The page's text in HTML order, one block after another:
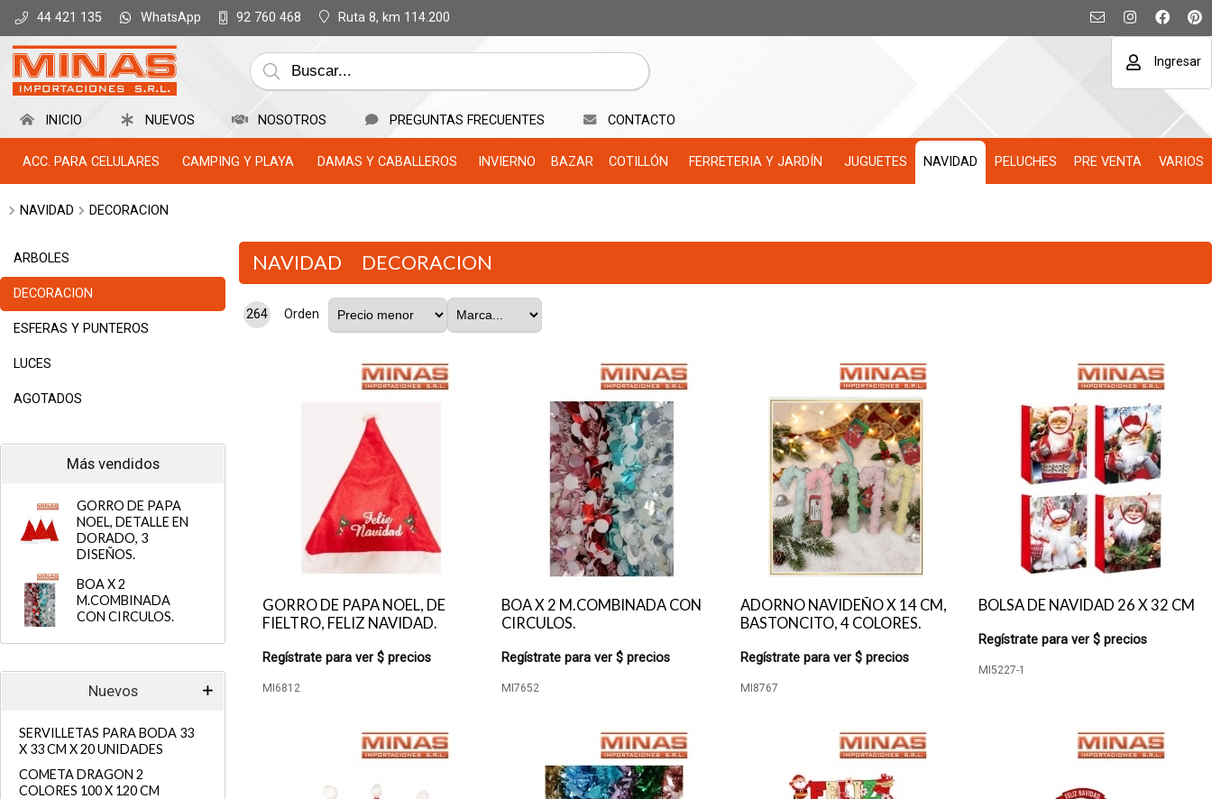
44 421 135 WhatsApp 92 760 468 Ruta 8, km 114.200
Ingresar
INICIO NUEVOS NOSOTROS PREGUNTAS FRECUENTES CONTACTO
ACC. PARA CELULARES CAMPING Y PLAYA DAMAS Y CABALLEROS INVIERNO BAZAR COTILLÓN FERRETERIA Y JARDÍN JUGUETES NAVIDAD PELUCHES PRE VENTA VARIOS
NAVIDAD DECORACION
ARBOLES
DECORACION
ESFERAS Y PUNTEROS
LUCES
AGOTADOS
Más vendidos
GORRO DE PAPA
NOEL, DETALLE EN
DORADO, 3
DISEÑOS.
BOA X 2
M.COMBINADA
CON CIRCULOS.
Nuevos
SERVILLETAS PARA BODA 33
X 33 CM X 20 UNIDADES
COMETA DRAGON 2
COLORES 100 X 120 CM
NAVIDAD DECORACION
264 Orden
GORRO DE PAPA NOEL, DE
FIELTRO, FELIZ NAVIDAD.
Regístrate para ver $ precios
MI6812
BOA X 2 M.COMBINADA CON
CIRCULOS.
Regístrate para ver $ precios
MI7652
ADORNO NAVIDEÑO X 14 CM,
BASTONCITO, 4 COLORES.
Regístrate para ver $ precios
MI8767
BOLSA DE NAVIDAD 26 X 32 CM
Regístrate para ver $ precios
MI5227-1